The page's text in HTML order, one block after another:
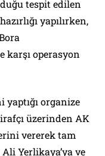
tespit edilen
yapılırken,
karşı operasyon
yaptığı organize
üzerinden AK
vererek tam
Yerlikaya’ya ve